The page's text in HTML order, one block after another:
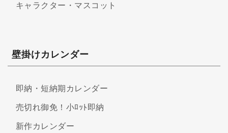
キャラクター・マスコット
壁掛けカレンダー
即納・短納期カレンダー
売切れ御免！小ﾛｯﾄ即納
新作カレンダー